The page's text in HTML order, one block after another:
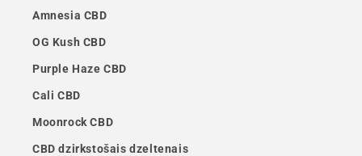
Amnesia CBD
OG Kush CBD
Purple Haze CBD
Cali CBD
Moonrock CBD
CBD dzirkstošais dzeltenais